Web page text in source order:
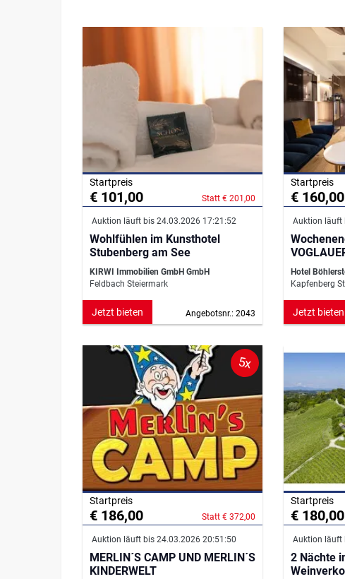
Startpreis
€ 101,00 Statt € 201,00
Auktion läuft bis 24.03.2026 17:21:52
Wohlfühlen im Kunsthotel
Stubenberg am See
KIRWI Immobilien GmbH GmbH
Feldbach Steiermark
Angebotsnr.: 2043
Jetzt bieten
Startpreis
€ 160,00
Auktion läuft
Deluxe
Hotel
Kapfenberg
Jetzt bieten
5x
Startpreis
€ 186,00 Statt € 372,00
Auktion läuft bis 24.03.2026 20:51:50
MERLIN´S CAMP UND MERLIN´S
KINDERWELT
Startpreis
€ 180,00
Auktion läuft
2 Nächte